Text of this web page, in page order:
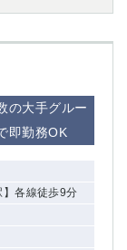
の大手グルー
即勤務OK
各線徒歩9分